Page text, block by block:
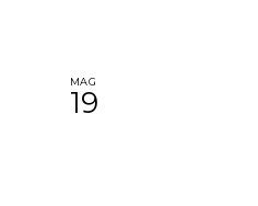
MAG
19